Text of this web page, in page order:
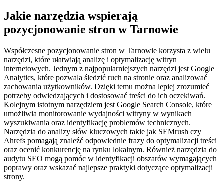
Jakie narzędzia wspierają
pozycjonowanie stron w Tarnowie
Współczesne pozycjonowanie stron w Tarnowie korzysta z wielu
narzędzi, które ułatwiają analizę i optymalizację witryn
internetowych. Jednym z najpopularniejszych narzędzi jest Google
Analytics, które pozwala śledzić ruch na stronie oraz analizować
zachowania użytkowników. Dzięki temu można lepiej zrozumieć
potrzeby odwiedzających i dostosować treści do ich oczekiwań.
Kolejnym istotnym narzędziem jest Google Search Console, które
umożliwia monitorowanie wydajności witryny w wynikach
wyszukiwania oraz identyfikację problemów technicznych.
Narzędzia do analizy słów kluczowych takie jak SEMrush czy
Ahrefs pomagają znaleźć odpowiednie frazy do optymalizacji treści
oraz ocenić konkurencję na rynku lokalnym. Również narzędzia do
audytu SEO mogą pomóc w identyfikacji obszarów wymagających
poprawy oraz wskazać najlepsze praktyki dotyczące optymalizacji
strony.